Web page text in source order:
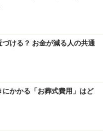
ける？ お金が減る人の共通
かかる「お葬式費用」はど